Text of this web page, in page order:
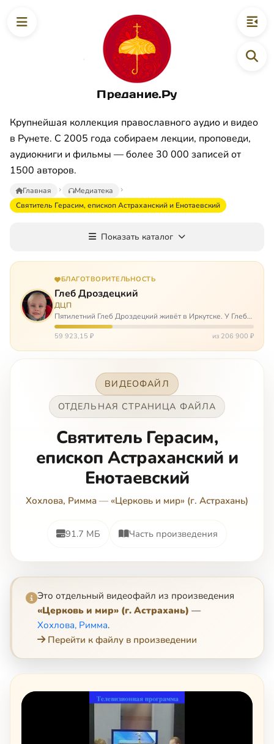
Предание.Ру
Крупнейшая коллекция православного аудио и видео
в Рунете. С 2005 года собираем лекции, проповеди,
аудиокниги и фильмы — более 30 000 записей от
1500 авторов.
Главная
Медиатека
Святитель Герасим, епископ Астраханский и Енотаевский
Показать каталог
БЛАГОТВОРИТЕЛЬНОСТЬ
Глеб Дроздецкий
ДЦП
Пятилетний Глеб Дроздецкий живёт в Иркутске. У Глеба
ДЦП из-за перенесённого в младенчестве менингита,
но его положение осложняется эпилепсией, с которой
59 923,15 ₽ из 206 900 ₽
ВИДЕОФАЙЛ
ОТДЕЛЬНАЯ СТРАНИЦА ФАЙЛА
Святитель Герасим,
епископ Астраханский и
Енотаевский
Хохлова, Римма — «Церковь и мир» (г. Астрахань)
91.7 МБ Часть произведения
Это отдельный видеофайл из произведения
«Церковь и мир» (г. Астрахань) —
Хохлова, Римма.
Перейти к файлу в произведении